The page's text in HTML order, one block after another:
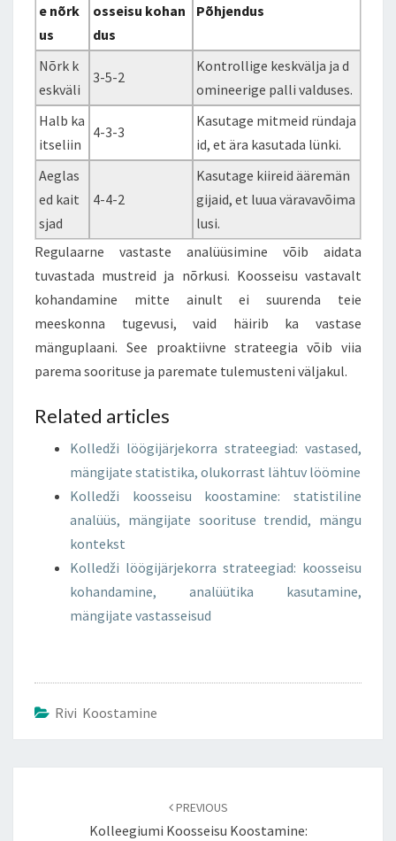
e nõrk
us
osseisu kohan
dus
Põhjendus
Nõrk k
eskväli
3-5-2
Kontrollige keskvälja ja d
omineerige palli valduses.
Halb ka
itseliin
4-3-3
Kasutage mitmeid ründaja
id, et ära kasutada lünki.
Aeglas
ed kait
sjad
4-4-2
Kasutage kiireid ääremän
gijaid, et luua väravavõima
lusi.
Regulaarne vastaste analüüsimine võib aidata
tuvastada mustreid ja nõrkusi. Koosseisu vastavalt
kohandamine mitte ainult ei suurenda teie
meeskonna tugevusi, vaid häirib ka vastase
mänguplaani. See proaktiivne strateegia võib viia
parema soorituse ja paremate tulemusteni väljakul.
Related articles
Kolledži löögijärjekorra strateegiad: vastased,
mängijate statistika, olukorrast lähtuv löömine
Kolledži koosseisu koostamine: statistiline
analüüs, mängijate soorituse trendid, mängu
kontekst
Kolledži löögijärjekorra strateegiad: koosseisu
kohandamine, analüütika kasutamine,
mängijate vastasseisud
Rivi Koostamine
PREVIOUS
Kolleegiumi Koosseisu Koostamine: